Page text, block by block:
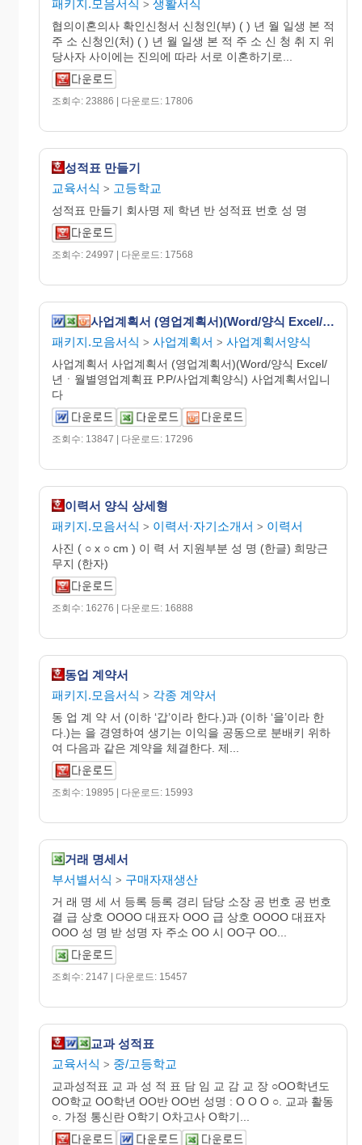
패키지.모음서식 > 생활서식
협의이혼의사 확인신청서 신청인(부) ( ) 년 월 일생 본 적
주 소 신청인(처) ( ) 년 월 일생 본 적 주 소 신 청 취 지 위
당사자 사이에는 진의에 따라 서로 이혼하기로...
조회수: 23886 | 다운로드: 17806
성적표 만들기
교육서식 > 고등학교
성적표 만들기 회사명 제 학년 반 성적표 번호 성 명
조회수: 24997 | 다운로드: 17568
사업계획서 (영업계획서)(Word/양식 Excel/년ㆍ월별영업계획표 P.P/사업계획양식)
패키지.모음서식 > 사업계획서 > 사업계획서양식
사업계획서 사업계획서 (영업계획서)(Word/양식 Excel/
년ㆍ월별영업계획표 P.P/사업계획양식) 사업계획서입니
다
조회수: 13847 | 다운로드: 17296
이력서 양식 상세형
패키지.모음서식 > 이력서·자기소개서 > 이력서
사진 ( ○ x ○ cm ) 이 력 서 지원부분 성 명 (한글) 희망근
무지 (한자)
조회수: 16276 | 다운로드: 16888
동업 계약서
패키지.모음서식 > 각종 계약서
동 업 계 약 서 (이하 ‘갑’이라 한다.)과 (이하 ‘을’이라 한
다.)는 을 경영하여 생기는 이익을 공동으로 분배키 위하
여 다음과 같은 계약을 체결한다. 제...
조회수: 19895 | 다운로드: 15993
거래 명세서
부서별서식 > 구매자재생산
거 래 명 세 서 등록 등록 경리 담당 소장 공 번호 공 번호
결 급 상호 OOOO 대표자 OOO 급 상호 OOOO 대표자
OOO 성 명 받 성명 자 주소 OO 시 OO구 OO...
조회수: 2147 | 다운로드: 15457
교과 성적표
교육서식 > 중/고등학교
교과성적표 교 과 성 적 표 담 임 교 감 교 장 ○OO학년도
OO학교 OO학년 OO반 OO번 성명 : O O O ○. 교과 활동
○. 가정 통신란 O학기 O차고사 O학기...